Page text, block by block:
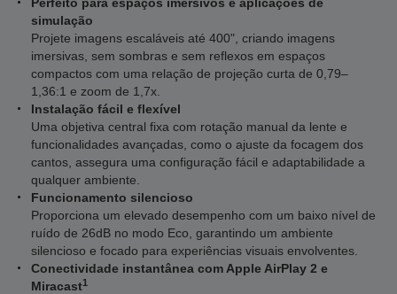
simulação
Projete imagens escaláveis até 400", criando imagens
imersivas, sem sombras e sem reflexos em espaços
compactos com uma relação de projeção curta de 0,79–
1,36:1 e zoom de 1,7x.
Instalação fácil e flexível
Uma objetiva central fixa com rotação manual da lente e
funcionalidades avançadas, como o ajuste da focagem dos
cantos, assegura uma configuração fácil e adaptabilidade a
qualquer ambiente.
Funcionamento silencioso
Proporciona um elevado desempenho com um baixo nível de
ruído de 26dB no modo Eco, garantindo um ambiente
silencioso e focado para experiências visuais envolventes.
Conectividade instantânea com Apple AirPlay 2 e
Miracast1